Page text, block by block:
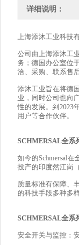
详细说明：
上海添沐工业科技
公司由上海添沐工
务；德国办公室位
洽、采购、联系售
添沐工业旨在将德
业，同时公司也向
性的发展。到2023
用户等合作伙伴。
SCHMERSAL全系
如今的Schmersal
投产的印度然江岗
质量标准有保障、
的科技手段多种多
SCHMERSAL全系
安全开关与监控：